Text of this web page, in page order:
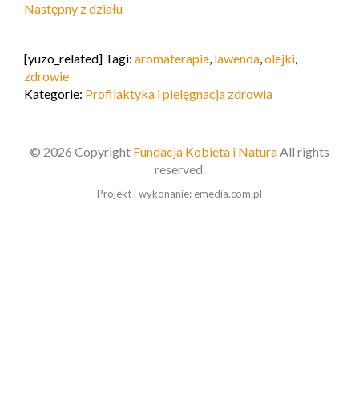
Następny z działu
[yuzo_related] Tagi: aromaterapia, lawenda,olejki,
zdrowie
Kategorie: Profilaktyka i pielęgnacja zdrowia
© 2026 Copyright Fundacja Kobieta i NaturaAll rights
reserved.
Projekt i wykonanie: emedia.com.pl